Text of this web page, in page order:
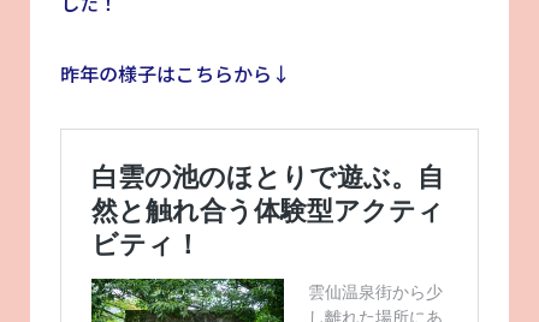
昨年の様子はこちらから↓